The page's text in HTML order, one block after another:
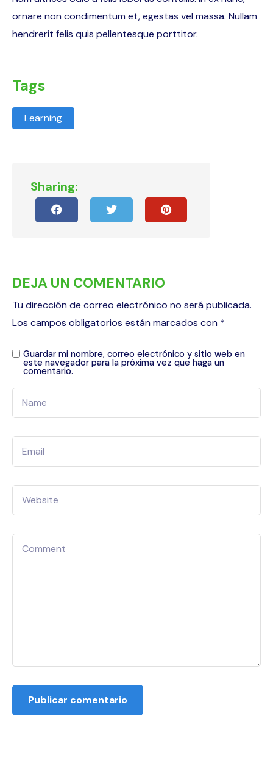
ornare non condimentum et, egestas vel massa. Nullam
hendrerit felis quis pellentesque porttitor.
Tags
Learning
Sharing:
DEJA UN COMENTARIO
Tu dirección de correo electrónico no será publicada.
Los campos obligatorios están marcados con *
Guardar mi nombre, correo electrónico y sitio web en
este navegador para la próxima vez que haga un
comentario.